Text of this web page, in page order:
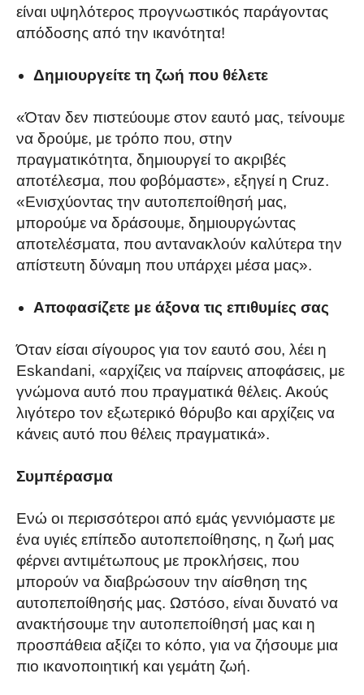
είναι υψηλότερος προγνωστικός παράγοντας
απόδοσης από την ικανότητα!
Δημιουργείτε τη ζωή που θέλετε
«Όταν δεν πιστεύουμε στον εαυτό μας, τείνουμε
να δρούμε, με τρόπο που, στην
πραγματικότητα, δημιουργεί το ακριβές
αποτέλεσμα, που φοβόμαστε», εξηγεί η Cruz.
«Ενισχύοντας την αυτοπεποίθησή μας,
μπορούμε να δράσουμε, δημιουργώντας
αποτελέσματα, που αντανακλούν καλύτερα την
απίστευτη δύναμη που υπάρχει μέσα μας».
Αποφασίζετε με άξονα τις επιθυμίες σας
Όταν είσαι σίγουρος για τον εαυτό σου, λέει η
Eskandani, «αρχίζεις να παίρνεις αποφάσεις, με
γνώμονα αυτό που πραγματικά θέλεις. Ακούς
λιγότερο τον εξωτερικό θόρυβο και αρχίζεις να
κάνεις αυτό που θέλεις πραγματικά».
Συμπέρασμα
Ενώ οι περισσότεροι από εμάς γεννιόμαστε με
ένα υγιές επίπεδο αυτοπεποίθησης, η ζωή μας
φέρνει αντιμέτωπους με προκλήσεις, που
μπορούν να διαβρώσουν την αίσθηση της
αυτοπεποίθησής μας. Ωστόσο, είναι δυνατό να
ανακτήσουμε την αυτοπεποίθησή μας και η
προσπάθεια αξίζει το κόπο, για να ζήσουμε μια
πιο ικανοποιητική και γεμάτη ζωή.